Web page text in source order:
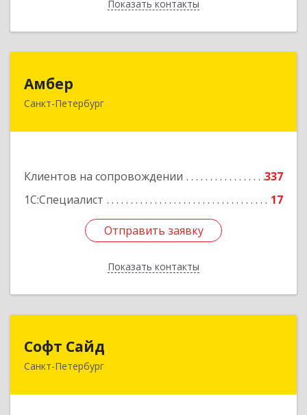
Показать контакты
Назад
Амбер
Санкт-Петербург
Клиентов на сопровождении
337
1С:Специалист
17
Отправить заявку
Показать контакты
191119, Санкт-Петербург г, Правды ул, дом №
Отправить заявку
Назад
Софт Сайд
Санкт-Петербург
190020, Санкт-Петербург г, Рижский пр, дом №